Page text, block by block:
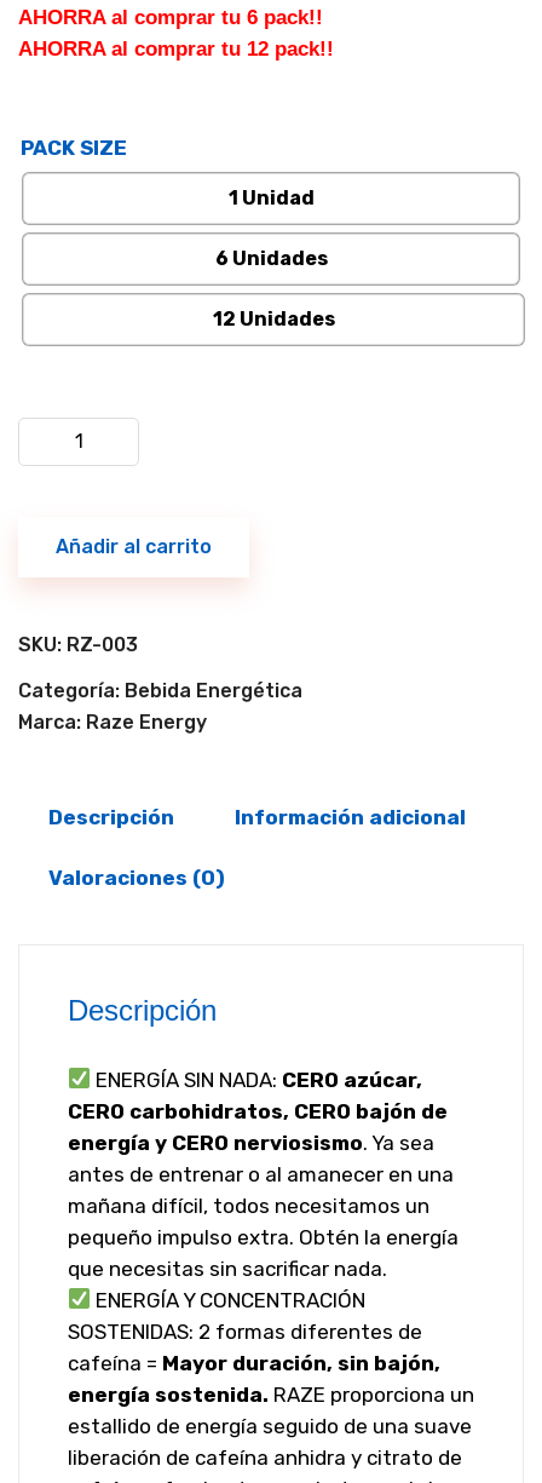
AHORRA al comprar tu 6 pack!!
AHORRA al comprar tu 12 pack!!
PACK SIZE
1 Unidad
6 Unidades
12 Unidades
Energizante
Raze
Lime
cantidad
Añadir al carrito
SKU: RZ-003
Categoría: Bebida Energética
Marca: Raze Energy
Descripción Información adicional
Valoraciones (0)
Descripción
ENERGÍA SIN NADA: CERO azúcar,
CERO carbohidratos, CERO bajón de
energía y CERO nerviosismo. Ya sea
antes de entrenar o al amanecer en una
mañana difícil, todos necesitamos un
pequeño impulso extra. Obtén la energía
que necesitas sin sacrificar nada.
ENERGÍA Y CONCENTRACIÓN
SOSTENIDAS: 2 formas diferentes de
cafeína = Mayor duración, sin bajón,
energía sostenida. RAZE proporciona un
estallido de energía seguido de una suave
liberación de cafeína anhidra y citrato de